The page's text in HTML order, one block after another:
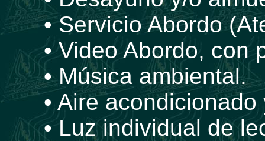
• Servicio Abordo
• Video Abordo, con
• Música ambiental.
• Aire
• Luz individual de